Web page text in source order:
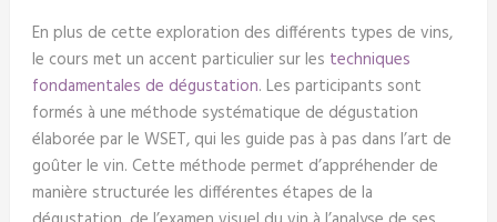
En plus de cette exploration des différents types de vins,
le cours met un accent particulier sur les techniques
fondamentales de dégustation. Les participants sont
formés à une méthode systématique de dégustation
élaborée par le WSET, qui les guide pas à pas dans l’art de
goûter le vin. Cette méthode permet d’appréhender de
manière structurée les différentes étapes de la